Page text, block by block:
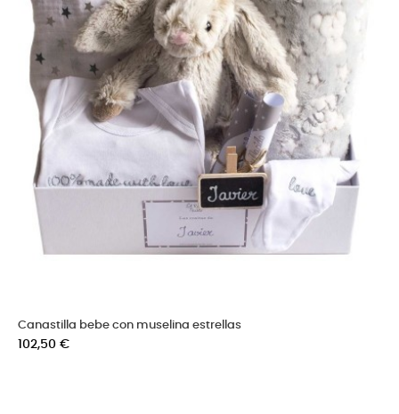
Canastilla bebe con muselina estrellas
Precio
102,50 €